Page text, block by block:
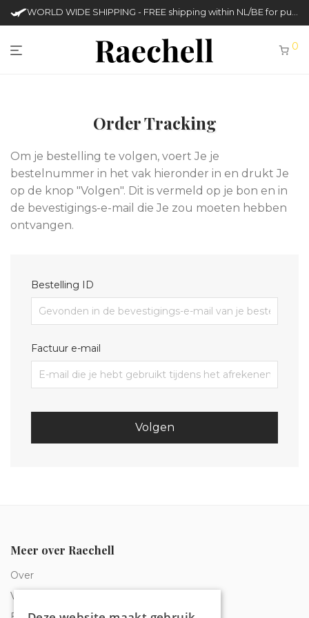
WORLD WIDE SHIPPING - FREE shipping within NL/BE for purchases over €50
0
Order Tracking
Om je bestelling te volgen, voert Je je
bestelnummer in het vak hieronder in en drukt Je
op de knop "Volgen". Dit is vermeld op je bon en in
de bevestigings-e-mail die Je zou moeten hebben
ontvangen.
Bestelling ID
Factuur e-mail
Volgen
Meer over Raechell
Over
Veelgestelde vragen